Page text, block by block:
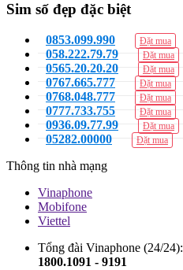
Sim số đẹp đặc biệt
0853.099.990 Đặt mua
058.222.79.79
Đặt mua
0565.20.20.20
Đặt mua
0767.665.777
Đặt mua
0768.048.777
Đặt mua
0777.733.755
Đặt mua
0936.09.77.99
Đặt mua
05282.00000
Đặt mua
Thông tin nhà mạng
Vinaphone
Mobifone
Viettel
Tổng đài Vinaphone (24/24):
1800.1091 - 9191